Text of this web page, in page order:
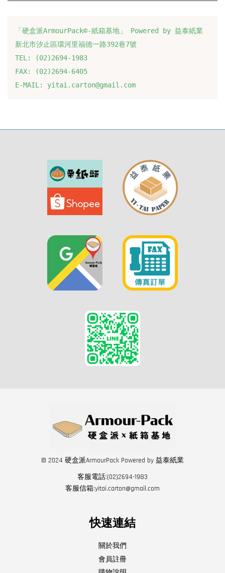
「硬盒派ArmourPack©-紙箱基地」 Powered by 益泰紙業
新北市汐止區環河里福德一路392巷7號
TEL: (02)2694-1983
FAX: (02)2694-6405
E-MAIL: yitai.carton@gmail.com
© 2024 硬盒派ArmourPack Powered by 益泰紙業
客服電話:(02)2694-1983
客服信箱:yitai.carton@gmail.com
快速連結
關於我們
會員註冊